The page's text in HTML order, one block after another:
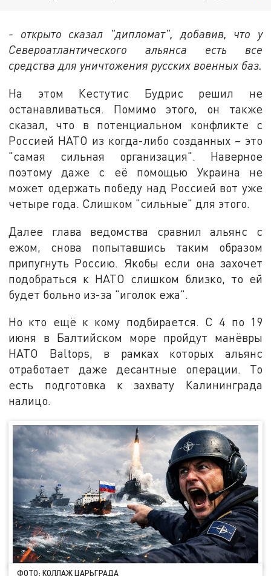
- открыто сказал "дипломат", добавив, что у
Североатлантического альянса есть все
средства для уничтожения русских военных баз.
На этом Кестутис Будрис решил не
останавливаться. Помимо этого, он также
сказал, что в потенциальном конфликте с
Россией НАТО из когда-либо созданных – это
"самая сильная организация". Наверное
поэтому даже с её помощью Украина не
может одержать победу над Россией вот уже
четыре года. Слишком "сильные" для этого.
Далее глава ведомства сравнил альянс с
ежом, снова попытавшись таким образом
припугнуть Россию. Якобы если она захочет
подобраться к НАТО слишком близко, то ей
будет больно из-за "иголок ежа".
Но кто ещё к кому подбирается. С 4 по 19
июня в Балтийском море пройдут манёвры
НАТО Baltops, в рамках которых альянс
отработает даже десантные операции. То
есть подготовка к захвату Калининграда
налицо.
ФОТО: КОЛЛАЖ ЦАРЬГРАДА